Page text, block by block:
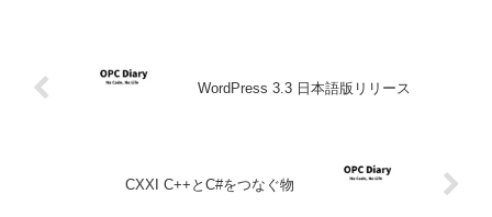
WordPress 3.3 日本語版リリース
CXXI C++とC#をつなぐ物